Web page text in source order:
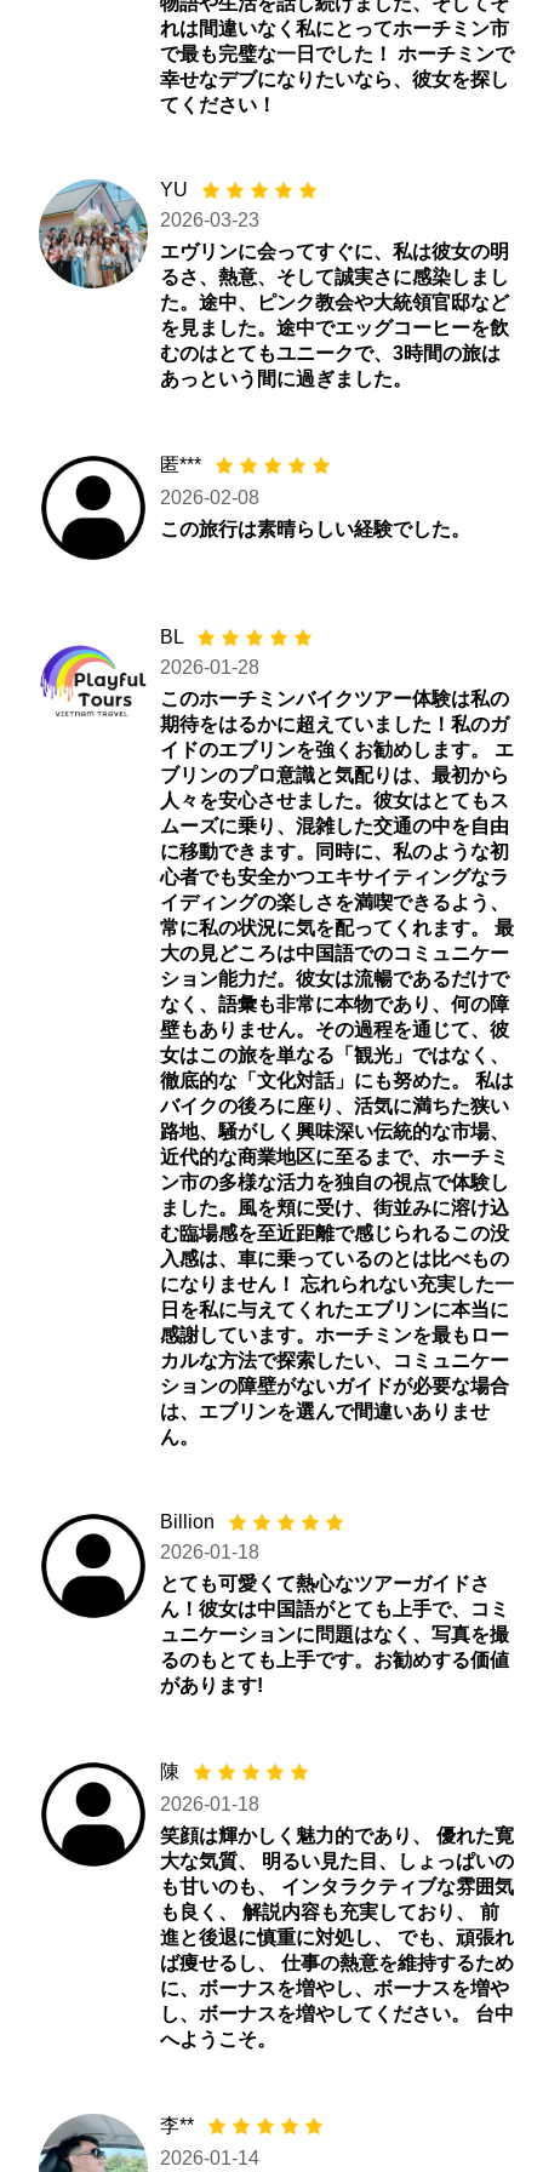
れは間違いなく私にとってホーチミン市
で最も完璧な一日でした！ ホーチミンで
幸せなデブになりたいなら、彼女を探し
てください！
YU
2026-03-23
エヴリンに会ってすぐに、私は彼女の明
るさ、熱意、そして誠実さに感染しまし
た。途中、ピンク教会や大統領官邸など
を見ました。途中でエッグコーヒーを飲
むのはとてもユニークで、3時間の旅は
あっという間に過ぎました。
匿***
2026-02-08
この旅行は素晴らしい経験でした。
BL
2026-01-28
このホーチミンバイクツアー体験は私の
期待をはるかに超えていました！私のガ
イドのエブリンを強くお勧めします。 エ
ブリンのプロ意識と気配りは、最初から
人々を安心させました。彼女はとてもス
ムーズに乗り、混雑した交通の中を自由
に移動できます。同時に、私のような初
心者でも安全かつエキサイティングなラ
イディングの楽しさを満喫できるよう、
常に私の状況に気を配ってくれます。 最
大の見どころは中国語でのコミュニケー
ション能力だ。彼女は流暢であるだけで
なく、語彙も非常に本物であり、何の障
壁もありません。その過程を通じて、彼
女はこの旅を単なる「観光」ではなく、
徹底的な「文化対話」にも努めた。 私は
バイクの後ろに座り、活気に満ちた狭い
路地、騒がしく興味深い伝統的な市場、
近代的な商業地区に至るまで、ホーチミ
ン市の多様な活力を独自の視点で体験し
ました。風を頬に受け、街並みに溶け込
む臨場感を至近距離で感じられるこの没
入感は、車に乗っているのとは比べもの
になりません！ 忘れられない充実した一
日を私に与えてくれたエブリンに本当に
感謝しています。ホーチミンを最もロー
カルな方法で探索したい、コミュニケー
ションの障壁がないガイドが必要な場合
は、エブリンを選んで間違いありませ
ん。
Billion
2026-01-18
とても可愛くて熱心なツアーガイドさ
ん！彼女は中国語がとても上手で、コミ
ュニケーションに問題はなく、写真を撮
るのもとても上手です。お勧めする価値
があります!
陳
2026-01-18
笑顔は輝かしく魅力的であり、 優れた寛
大な気質、 明るい見た目、しょっぱいの
も甘いのも、 インタラクティブな雰囲気
も良く、 解説内容も充実しており、 前
進と後退に慎重に対処し、 でも、頑張れ
ば痩せるし、 仕事の熱意を維持するため
に、ボーナスを増やし、ボーナスを増や
し、ボーナスを増やしてください。 台中
へようこそ。
李**
2026-01-14